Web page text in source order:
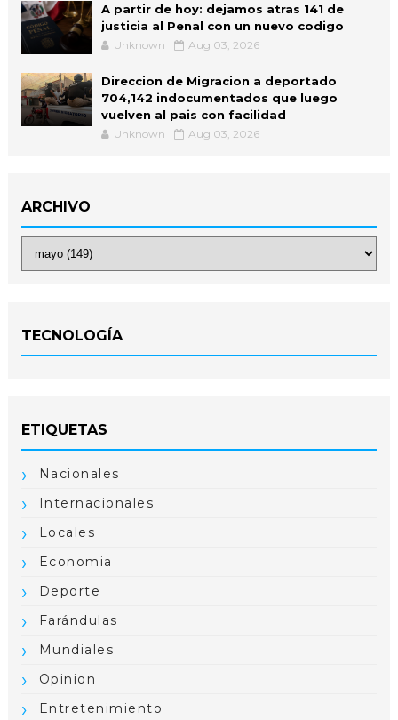
A partir de hoy: dejamos atras 141 de
justicia al Penal con un nuevo codigo
Unknown Aug 03, 2026
Direccion de Migracion a deportado
704,142 indocumentados que luego
vuelven al pais con facilidad
Unknown Aug 03, 2026
ARCHIVO
TECNOLOGÍA
ETIQUETAS
Nacionales
Internacionales
Locales
Economia
Deporte
Farándulas
Mundiales
Opinion
Entretenimiento